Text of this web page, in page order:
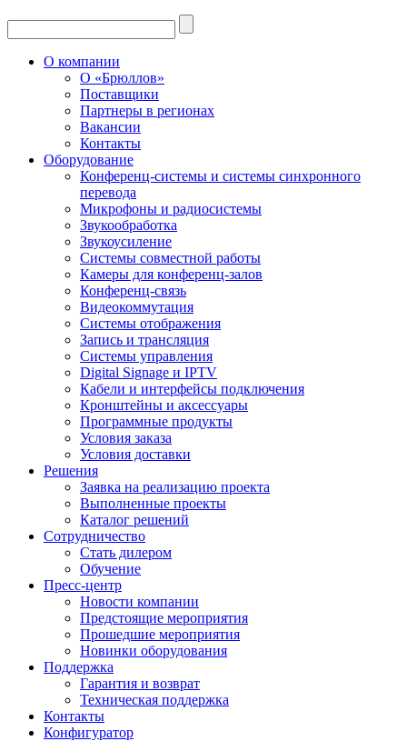
О компании
О «Брюллов»
Поставщики
Партнеры в регионах
Вакансии
Контакты
Оборудование
Конференц-системы и системы синхронного
перевода
Микрофоны и радиосистемы
Звукообработка
Звукоусиление
Системы совместной работы
Камеры для конференц-залов
Конференц-связь
Видеокоммутация
Системы отображения
Запись и трансляция
Системы управления
Digital Signage и IPTV
Кабели и интерфейсы подключения
Кронштейны и аксессуары
Программные продукты
Условия заказа
Условия доставки
Решения
Заявка на реализацию проекта
Выполненные проекты
Каталог решений
Сотрудничество
Стать дилером
Обучение
Пресс-центр
Новости компании
Предстоящие мероприятия
Прошедшие мероприятия
Новинки оборудования
Поддержка
Гарантия и возврат
Техническая поддержка
Контакты
Конфигуратор